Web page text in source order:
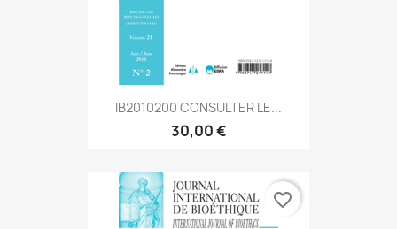
IB2010200 CONSULTER LE...
30,00 €
favorite_border